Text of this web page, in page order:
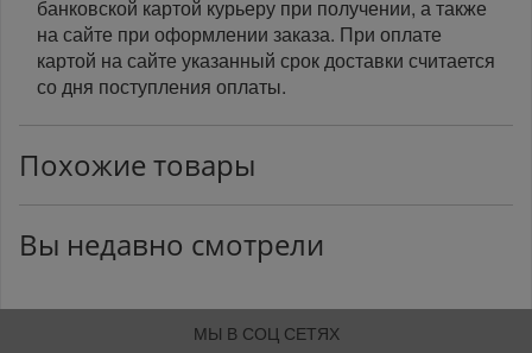
банковской картой курьеру при получении, а также
на сайте при оформлении заказа. При оплате
картой на сайте указанный срок доставки считается
со дня поступления оплаты.
Похожие товары
Вы недавно смотрели
МЫ В СОЦ СЕТЯХ